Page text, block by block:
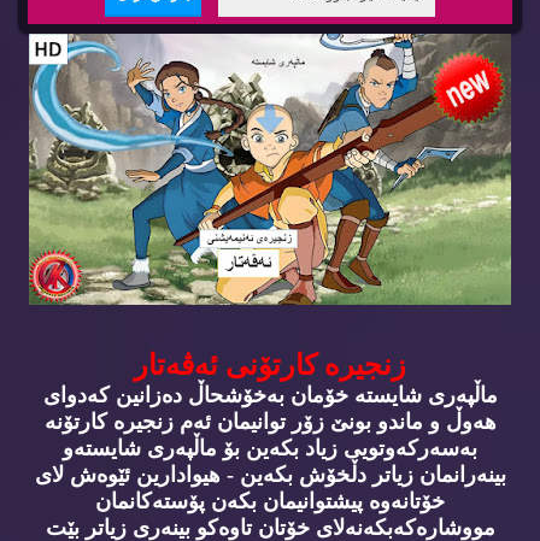
زنجیره‌ كارتۆنی ئه‌ڤه‌تار
ماڵپه‌ری شایسته‌ خۆمان به‌خۆشحاڵ ده‌زانین كه‌دوای
هه‌وڵ و ماندو بونێ زۆر توانیمان ئه‌م زنجیره‌ كارتۆنه‌‌
به‌سه‌ركه‌وتویی زیاد بكه‌ین بۆ ماڵپه‌ری شایسته‌و
بینه‌رانمان زیاتر دڵخۆش بكه‌ین - هیوادارین ئێوه‌ش لای
خۆتانه‌وه‌ پیشتوانیمان بكه‌ن پۆسته‌كانمان
مووشاره‌كه‌بكه‌نه‌لای خۆتان تاوه‌كو بینه‌ری زیاتر بێت